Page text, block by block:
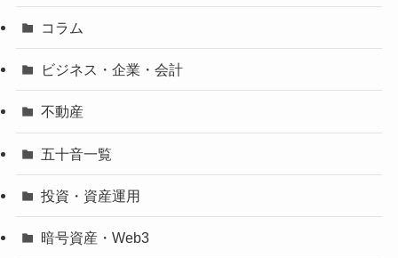
コラム
ビジネス・企業・会計
不動産
五十音一覧
投資・資産運用
暗号資産・Web3